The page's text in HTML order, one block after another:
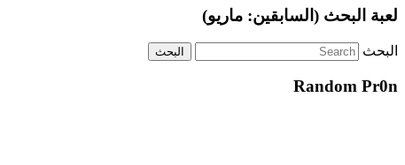
لعبة البحث (السابقين: ماريو)
البحث
Random Pr0n